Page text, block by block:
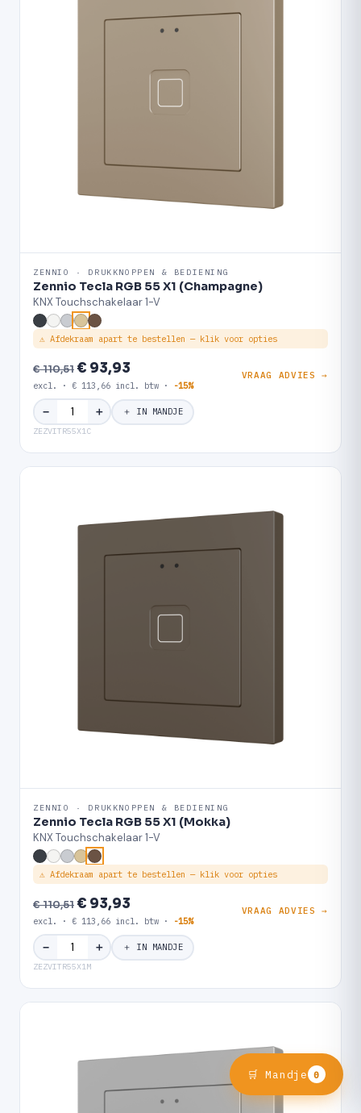
ZENNIO · DRUKKNOPPEN & BEDIENING
Zennio Tecla RGB 55 X1 (Champagne)
KNX Touchschakelaar 1-V
⚠ Afdekraam apart te bestellen — klik voor opties
€ 110,51€ 93,93
excl. · € 113,66 incl. btw · -15%
VRAAG ADVIES →
− ＋ ＋ IN MANDJE
ZEZVITR55X1C
ZENNIO · DRUKKNOPPEN & BEDIENING
Zennio Tecla RGB 55 X1 (Mokka)
KNX Touchschakelaar 1-V
⚠ Afdekraam apart te bestellen — klik voor opties
€ 110,51€ 93,93
excl. · € 113,66 incl. btw · -15%
VRAAG ADVIES →
− ＋ ＋ IN MANDJE
ZEZVITR55X1M
🛒 Mandje 0